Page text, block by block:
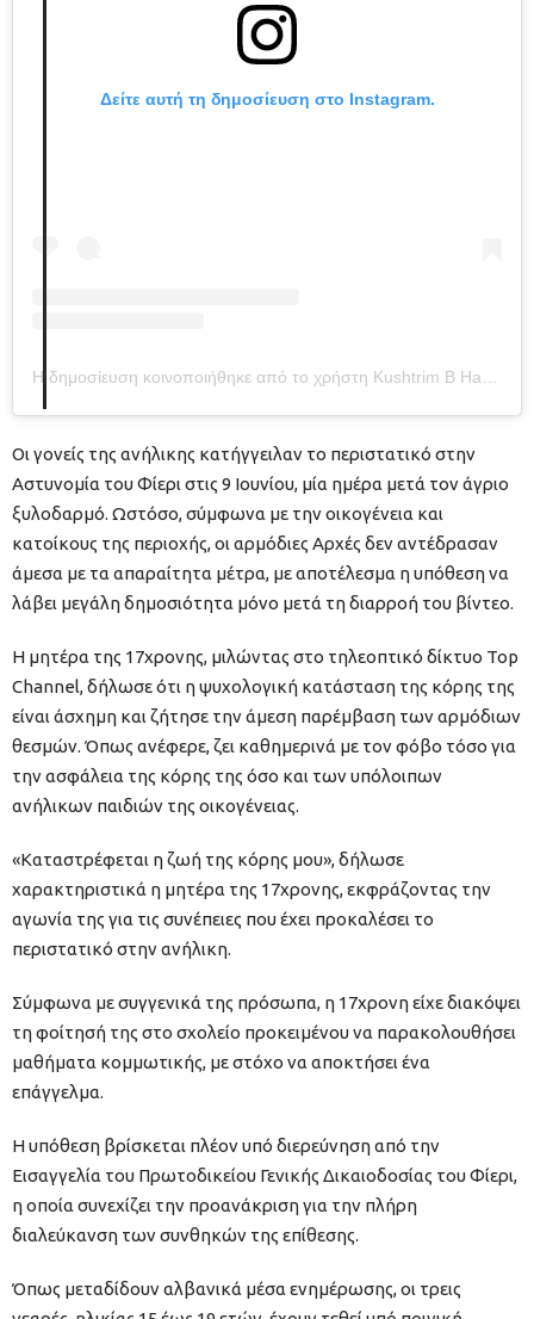
Δείτε αυτή τη δημοσίευση στο Instagram.
Η δημοσίευση κοινοποιήθηκε από το χρήστη Kushtrim B Hasani (@kushtrimhasani.official)
Οι γονείς της ανήλικης κατήγγειλαν το περιστατικό στην
Αστυνομία του Φίερι στις 9 Ιουνίου, μία ημέρα μετά τον άγριο
ξυλοδαρμό. Ωστόσο, σύμφωνα με την οικογένεια και
κατοίκους της περιοχής, οι αρμόδιες Αρχές δεν αντέδρασαν
άμεσα με τα απαραίτητα μέτρα, με αποτέλεσμα η υπόθεση να
λάβει μεγάλη δημοσιότητα μόνο μετά τη διαρροή του βίντεο.
Η μητέρα της 17χρονης, μιλώντας στο τηλεοπτικό δίκτυο Top
Channel, δήλωσε ότι η ψυχολογική κατάσταση της κόρης της
είναι άσχημη και ζήτησε την άμεση παρέμβαση των αρμόδιων
θεσμών. Όπως ανέφερε, ζει καθημερινά με τον φόβο τόσο για
την ασφάλεια της κόρης της όσο και των υπόλοιπων
ανήλικων παιδιών της οικογένειας.
«Καταστρέφεται η ζωή της κόρης μου», δήλωσε
χαρακτηριστικά η μητέρα της 17χρονης, εκφράζοντας την
αγωνία της για τις συνέπειες που έχει προκαλέσει το
περιστατικό στην ανήλικη.
Σύμφωνα με συγγενικά της πρόσωπα, η 17χρονη είχε διακόψει
τη φοίτησή της στο σχολείο προκειμένου να παρακολουθήσει
μαθήματα κομμωτικής, με στόχο να αποκτήσει ένα
επάγγελμα.
Η υπόθεση βρίσκεται πλέον υπό διερεύνηση από την
Εισαγγελία του Πρωτοδικείου Γενικής Δικαιοδοσίας του Φίερι,
η οποία συνεχίζει την προανάκριση για την πλήρη
διαλεύκανση των συνθηκών της επίθεσης.
Όπως μεταδίδουν αλβανικά μέσα ενημέρωσης, οι τρεις